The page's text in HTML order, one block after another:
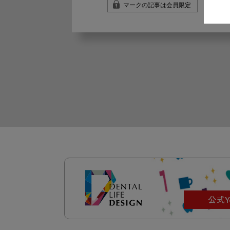
マークの記事は会員限定